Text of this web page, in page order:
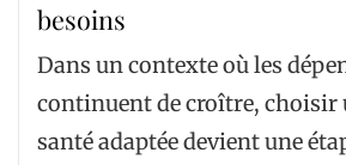
besoins
Dans un contexte où les
continuent de croître, choisir
santé adaptée devient une